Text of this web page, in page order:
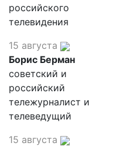
российского
телевидения
15 августа
Борис Берман
советский и
российский
тележурналист и
телеведущий
15 августа